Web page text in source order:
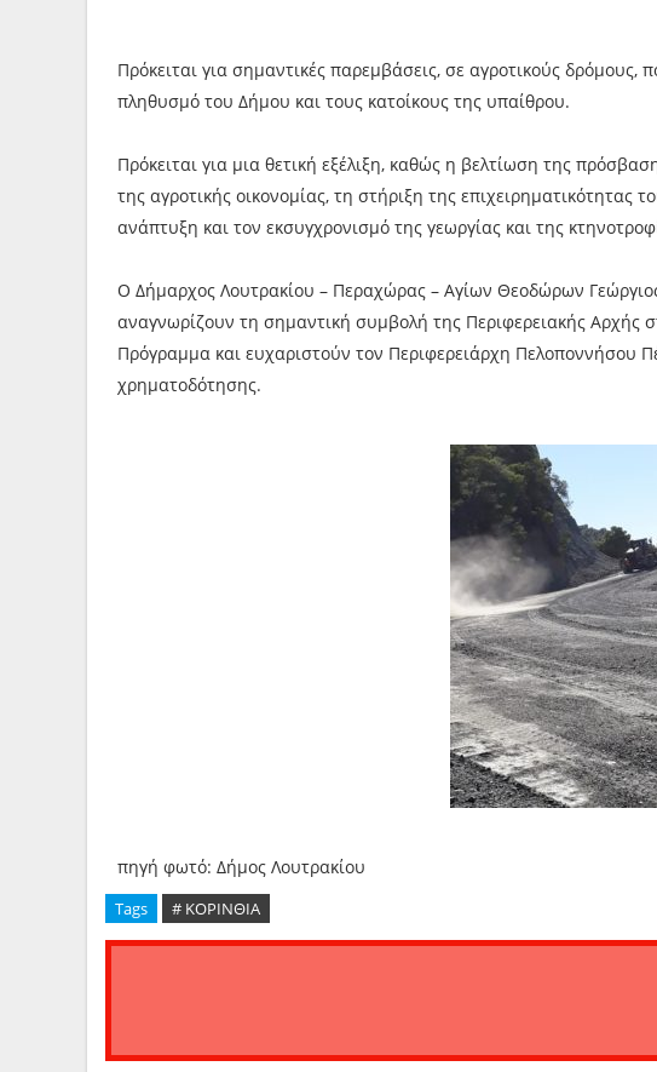
Πρόκειται για σημαντικές παρεμβάσεις, σε αγροτικούς δρόμους,
πληθυσμό του Δήμου και τους κατοίκους της υπαίθρου.
Πρόκειται για μια θετική εξέλιξη, καθώς η βελτίωση της
της αγροτικής οικονομίας, τη στήριξη της επιχειρηματικότητας
ανάπτυξη και τον εκσυγχρονισμό της γεωργίας και της
Ο Δήμαρχος Λουτρακίου – Περαχώρας – Αγίων Θεοδώρων
αναγνωρίζουν τη σημαντική συμβολή της Περιφερειακής Αρχής
Πρόγραμμα και ευχαριστούν τον Περιφερειάρχη Πελοποννήσου
χρηματοδότησης.
πηγή φωτό: Δήμος Λουτρακίου
Tags # ΚΟΡΙΝΘΙΑ